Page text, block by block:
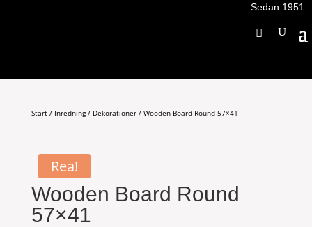
Sedan 1951
Start/ Inredning/ Dekorationer/ Wooden Board Round 57×41
Rea!
Wooden Board Round
57×41